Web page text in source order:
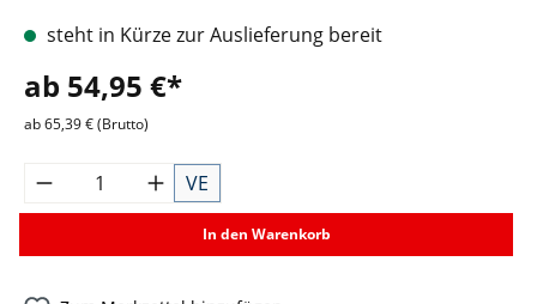
steht in Kürze zur Auslieferung bereit
ab 54,95 €*
ab 65,39 € (Brutto)
VE
In den Warenkorb